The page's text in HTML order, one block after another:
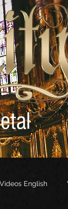
English